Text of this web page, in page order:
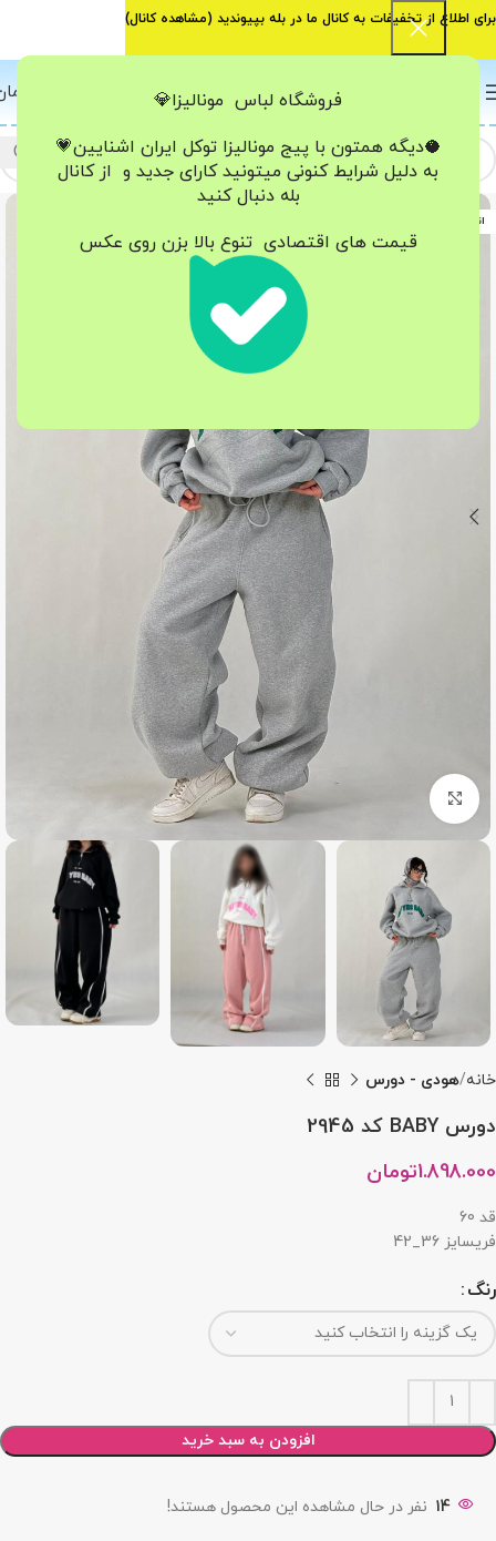
فروشگاه لباس مونالیزا💎
🥥دیگه همتون با پیج مونالیزا تو‌کل ایران اشنایین💗
به دلیل شرایط کنونی میتونید کارای جدید و از کانال
بله دنبال کنید
قیمت های اقتصادی تنوع بالا بزن روی عکس
اتمام موجودی
بزرگنمایی تصویر
خانه هودی - دورس
دورس BABY کد 2945
1.898.000تومان
قد 60
فریسایز 36_42
رنگ
افزودن به سبد خرید
14 نفر در حال مشاهده این محصول هستند!
برای اطلاع از تخفیفات به کانال ما در بله بپیوندید (مشاهده کانال)